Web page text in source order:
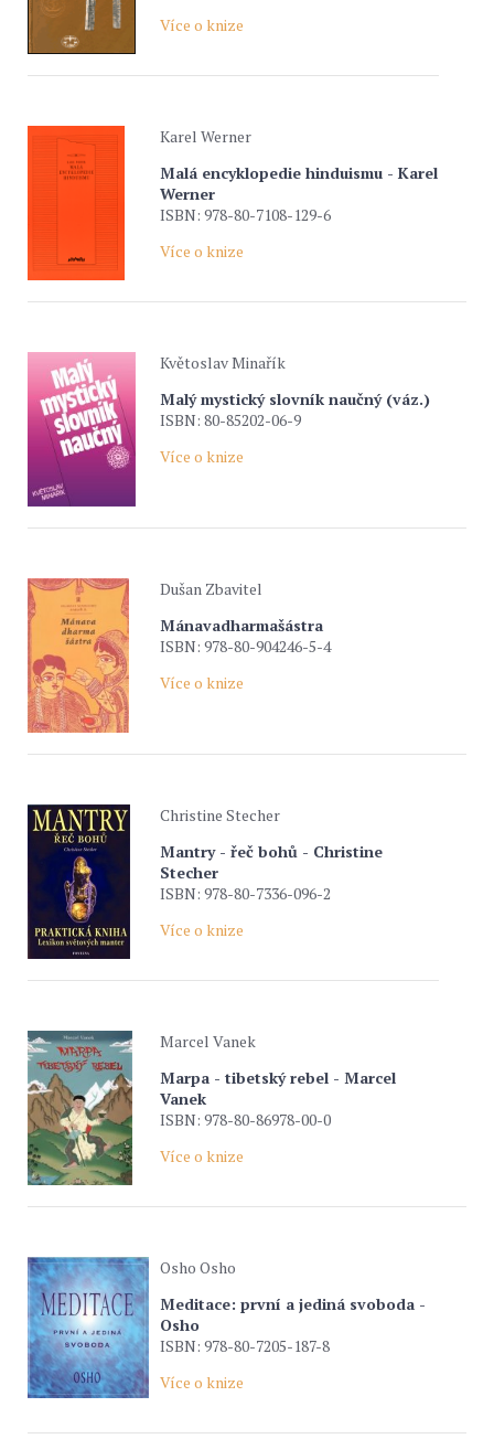
Více o knize
Karel Werner
Malá encyklopedie hinduismu - Karel
Werner
ISBN: 978-80-7108-129-6
Více o knize
Květoslav Minařík
Malý mystický slovník naučný (váz.)
ISBN: 80-85202-06-9
Více o knize
Dušan Zbavitel
Mánavadharmašástra
ISBN: 978-80-904246-5-4
Více o knize
Christine Stecher
Mantry - řeč bohů - Christine
Stecher
ISBN: 978-80-7336-096-2
Více o knize
Marcel Vanek
Marpa - tibetský rebel - Marcel
Vanek
ISBN: 978-80-86978-00-0
Více o knize
Osho Osho
Meditace: první a jediná svoboda -
Osho
ISBN: 978-80-7205-187-8
Více o knize